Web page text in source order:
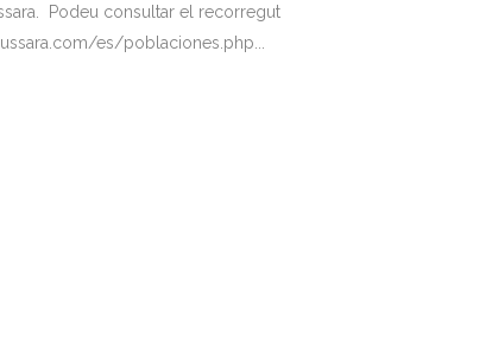
Podeu consultar el recorregut
es/poblaciones.php...